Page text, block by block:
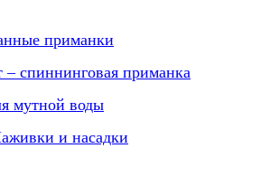
приманки
– спиннинговая приманка
мутной воды
и насадки